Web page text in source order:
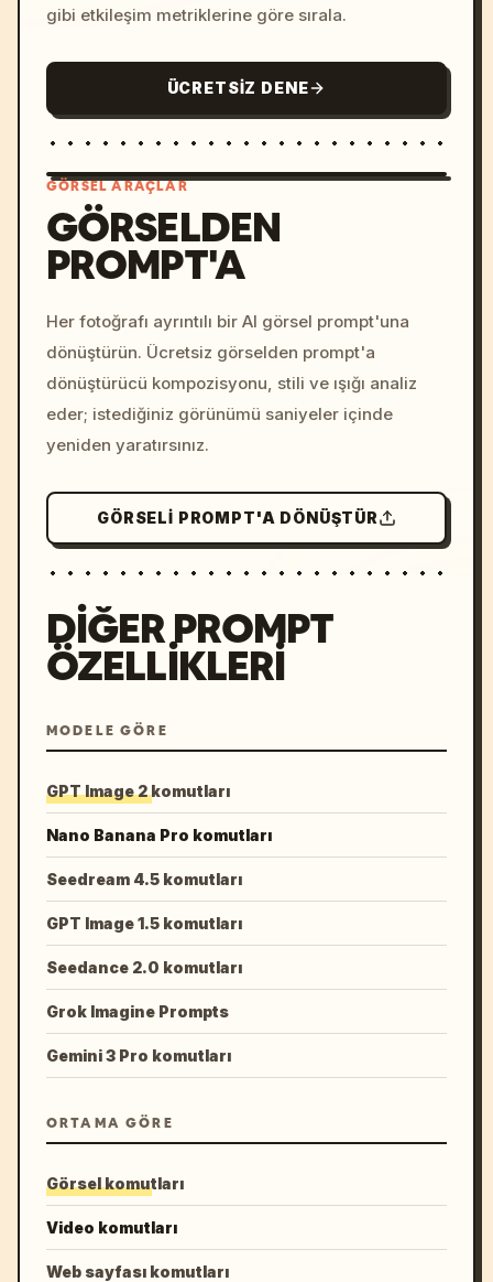
gibi etkileşim metriklerine göre sırala.
ÜCRETSIZ DENE
colors, 8k --v 6.0
GÖRSEL ARAÇLAR
GÖRSELDEN
PROMPT'A
Her fotoğrafı ayrıntılı bir AI görsel prompt'una
dönüştürün. Ücretsiz görselden prompt'a
dönüştürücü kompozisyonu, stili ve ışığı analiz
eder; istediğiniz görünümü saniyeler içinde
yeniden yaratırsınız.
GÖRSELI PROMPT'A DÖNÜŞTÜR
DIĞER PROMPT
ÖZELLIKLERI
MODELE GÖRE
GPT Image 2 komutları
Nano Banana Pro komutları
Seedream 4.5 komutları
GPT Image 1.5 komutları
Seedance 2.0 komutları
Grok Imagine Prompts
Gemini 3 Pro komutları
ORTAMA GÖRE
Görsel komutları
Video komutları
Web sayfası komutları